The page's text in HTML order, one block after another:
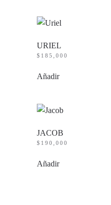
URIEL
$ 185,000
Añadir
JACOB
$ 190,000
Añadir